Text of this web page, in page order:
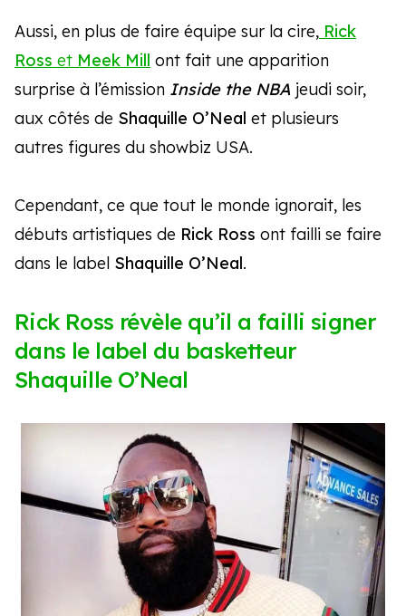
Aussi, en plus de faire équipe sur la cire, Rick
Ross et Meek Mill ont fait une apparition
surprise à l’émission Inside the NBA jeudi soir,
aux côtés de Shaquille O’Neal et plusieurs
autres figures du showbiz USA.
Cependant, ce que tout le monde ignorait, les
débuts artistiques de Rick Ross ont failli se faire
dans le label Shaquille O’Neal.
Rick Ross révèle qu’il a failli signer
dans le label du basketteur
Shaquille O’Neal